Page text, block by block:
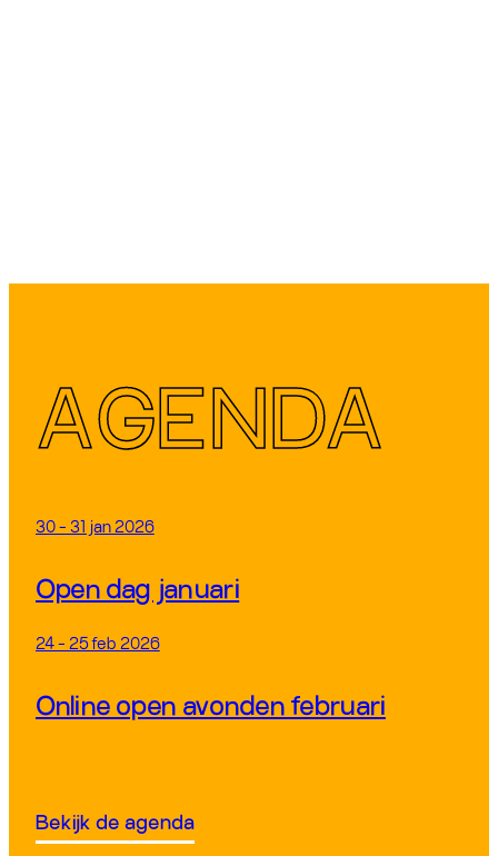
AGENDA
30 - 31 jan 2026
Open dag januari
24 - 25 feb 2026
Online open avonden februari
Bekijk de agenda